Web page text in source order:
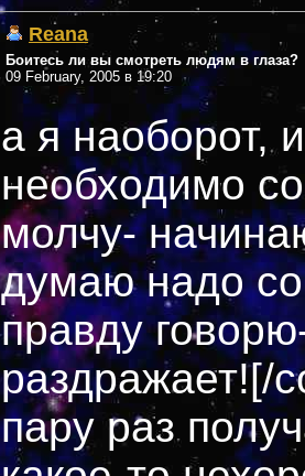
Reana
Боитесь ли вы смотреть людям в глаза?
09 February, 2005 в 19:20
а я наоборот,
необходимо
молчу-
думаю надо
правду
раздражает![/
пару раз